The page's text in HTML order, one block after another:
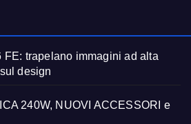
FE: trapelano immagini ad alta
design
240W, NUOVI ACCESSORI e